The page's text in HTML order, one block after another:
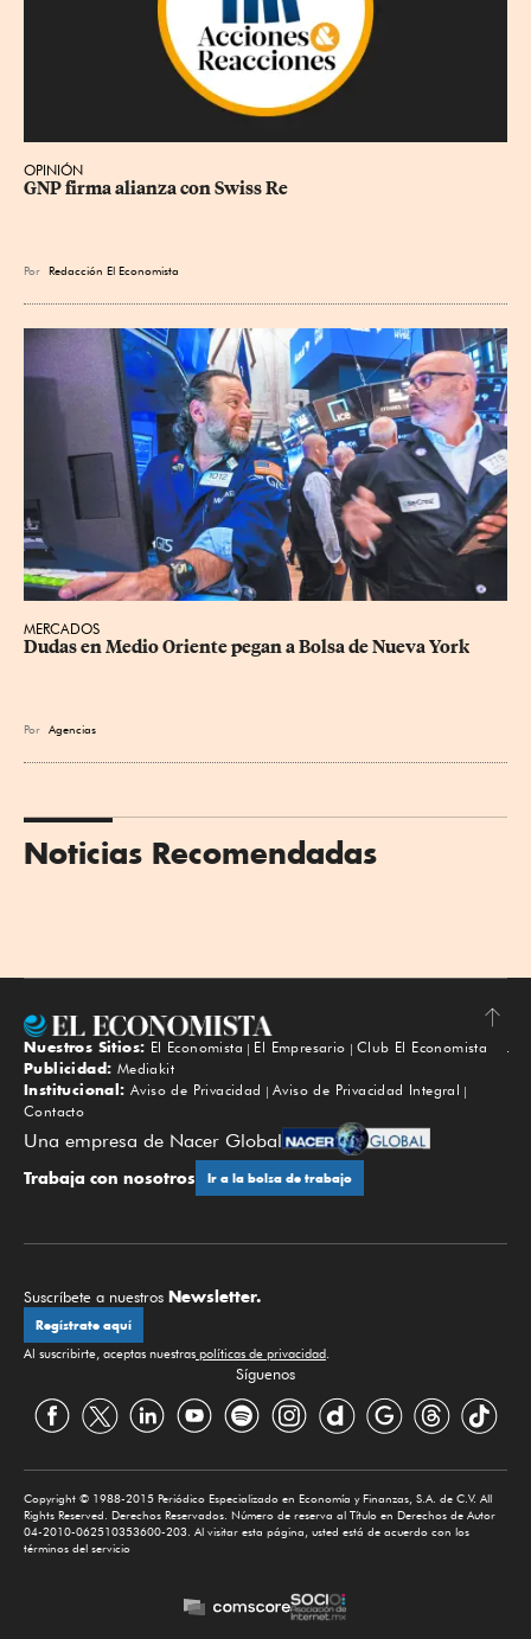
OPINIÓN
GNP firma alianza con Swiss Re
Por Redacción El Economista
MERCADOS
Dudas en Medio Oriente pegan a Bolsa de Nueva York
Por Agencias
Noticias Recomendadas
Subir
Nuestros Sitios: El Economista El Empresario
Club El Economista
Publicidad: Mediakit
Institucional: Aviso de Privacidad
Aviso de Privacidad Integral
Contacto
Una empresa de Nacer Global
Trabaja con nosotros Ir a la bolsa de trabajo
Suscríbete a nuestros Newsletter.
Regístrate aquí
Al suscribirte, aceptas nuestras políticas de privacidad
Síguenos
Copyright © 1988-2015 Periódico Especializado en Economía y Finanzas, S.A. de C.V. All
Rights Reserved. Derechos Reservados. Número de reserva al Título en Derechos de Autor
04-2010-062510353600-203. Al visitar esta página, usted está de acuerdo con los
términos del servicio